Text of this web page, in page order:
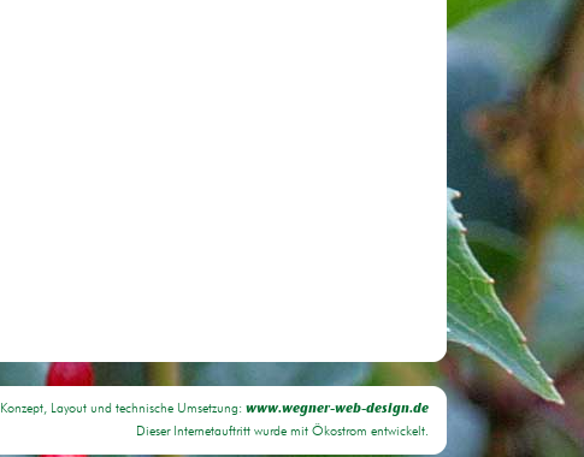
Konzept, Layout und technische Umsetzung: www.wegner-web-design.de
Dieser Internetauftritt wurde mit Ökostrom entwickelt.